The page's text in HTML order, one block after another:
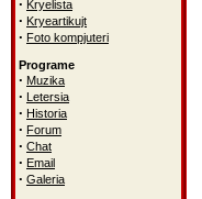
· Kryelista
· Kryeartikujt
· Foto kompjuteri
Programe
· Muzika
· Letersia
· Historia
· Forum
· Chat
· Email
· Galeria